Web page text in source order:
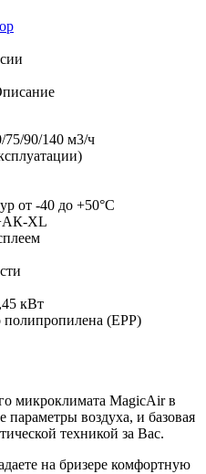
75/90/140 м3/ч
от -40 до +50°С
XL
кВт
полипропилена (EPP)
микроклимата MagicAir в
параметры воздуха, и базовая
техникой за Вас.
на бризере комфортную